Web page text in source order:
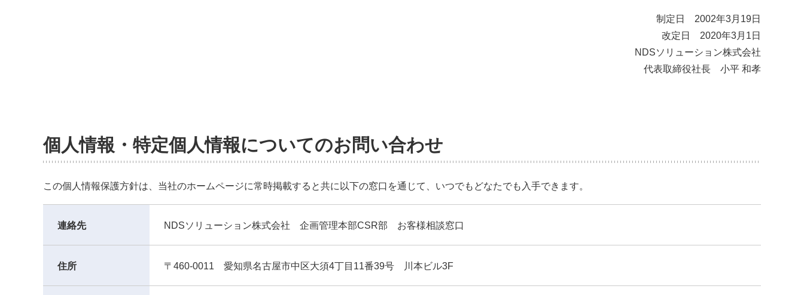
制定日 2002年3月19日
改定日 2020年3月1日
NDSソリューション株式会社
代表取締役社長 小平 和孝
個人情報・特定個人情報についてのお問い合わせ
この個人情報保護方針は、当社のホームページに常時掲載すると共に以下の窓口を通じて、いつでもどなたでも入手できます。
連絡先 NDSソリューション株式会社 企画管理本部CSR部 お客様相談窓口
住所 〒460-0011 愛知県名古屋市中区大須4丁目11番39号 川本ビル3F